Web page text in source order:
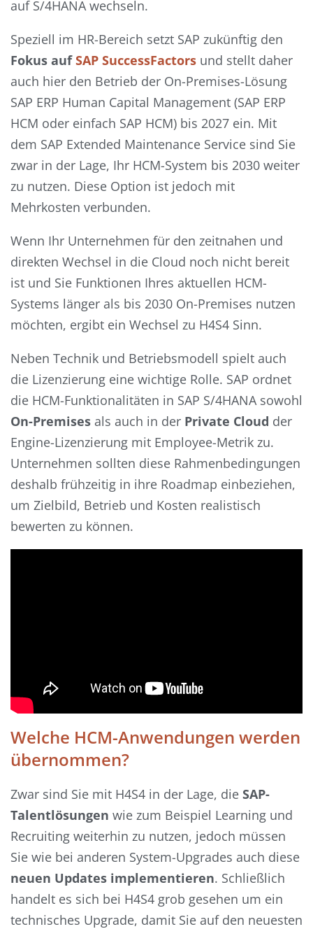
auf S/4HANA wechseln.
Speziell im HR-Bereich setzt SAP zukünftig den
Fokus aufSAP SuccessFactors und stellt daher
auch hier den Betrieb der On-Premises-Lösung
SAP ERP Human Capital Management (SAP ERP
HCM oder einfach SAP HCM) bis 2027 ein. Mit
dem SAP Extended Maintenance Service sind Sie
zwar in der Lage, Ihr HCM-System bis 2030 weiter
zu nutzen. Diese Option ist jedoch mit
Mehrkosten verbunden.
Wenn Ihr Unternehmen für den zeitnahen und
direkten Wechsel in die Cloud noch nicht bereit
ist und Sie Funktionen Ihres aktuellen HCM-
Systems länger als bis 2030 On-Premises nutzen
möchten, ergibt ein Wechsel zu H4S4 Sinn.
Neben Technik und Betriebsmodell spielt auch
die Lizenzierung eine wichtige Rolle. SAP ordnet
die HCM-Funktionalitäten in SAP S/4HANA sowohl
On-Premises als auch in der Private Cloud der
Engine-Lizenzierung mit Employee-Metrik zu.
Unternehmen sollten diese Rahmenbedingungen
deshalb frühzeitig in ihre Roadmap einbeziehen,
um Zielbild, Betrieb und Kosten realistisch
bewerten zu können.
Welche HCM-Anwendungen werden
übernommen?
Zwar sind Sie mit H4S4 in der Lage, die SAP-
Talentlösungen wie zum Beispiel Learning und
Recruiting weiterhin zu nutzen, jedoch müssen
Sie wie bei anderen System-Upgrades auch diese
neuen Updates implementieren. Schließlich
handelt es sich bei H4S4 grob gesehen um ein
technisches Upgrade, damit Sie auf den neuesten